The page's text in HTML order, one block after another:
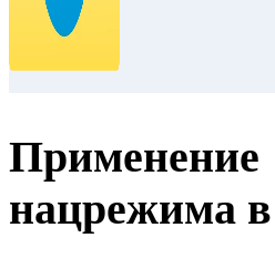
Применение
нацрежима в